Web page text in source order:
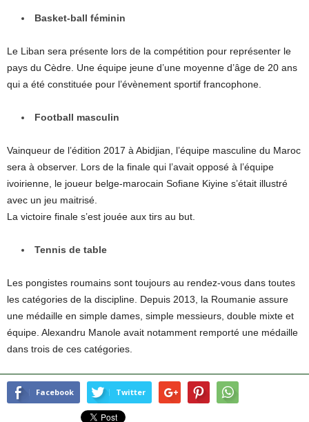
Basket-ball féminin
Le Liban sera présente lors de la compétition pour représenter le
pays du Cèdre. Une équipe jeune d’une moyenne d’âge de 20 ans
qui a été constituée pour l’évènement sportif francophone.
Football masculin
Vainqueur de l’édition 2017 à Abidjian, l’équipe masculine du Maroc
sera à observer. Lors de la finale qui l’avait opposé à l’équipe
ivoirienne, le joueur belge-marocain Sofiane Kiyine s’était illustré
avec un jeu maitrisé.
La victoire finale s’est jouée aux tirs au but.
Tennis de table
Les pongistes roumains sont toujours au rendez-vous dans toutes
les catégories de la discipline. Depuis 2013, la Roumanie assure
une médaille en simple dames, simple messieurs, double mixte et
équipe. Alexandru Manole avait notamment remporté une médaille
dans trois de ces catégories.
Facebook Twitter